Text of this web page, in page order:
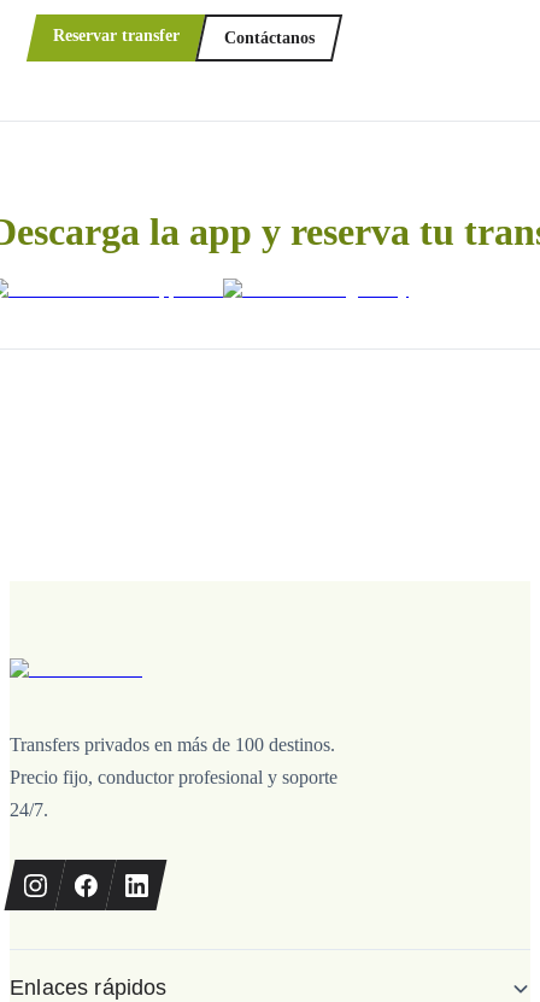
Reservar transfer Contáctanos
la app y reserva tu
Transfers privados en más de 100 destinos.
Precio fijo, conductor profesional y soporte
24/7.
Enlaces rápidos